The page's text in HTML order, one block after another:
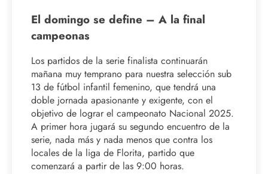
El domingo se define – A la final
campeonas
Los partidos de la serie finalista continuarán
mañana muy temprano para nuestra selección sub
13 de fútbol infantil femenino, que tendrá una
doble jornada apasionante y exigente, con el
objetivo de lograr el campeonato Nacional 2025.
A primer hora jugará su segundo encuentro de la
serie, nada más y nada menos que contra los
locales de la liga de Florita, partido que
comenzará a partir de las 9:00 horas.